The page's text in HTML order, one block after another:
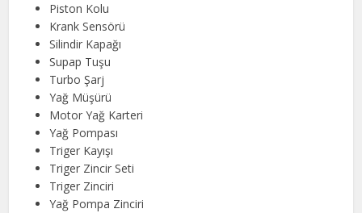
Piston Kolu
Krank Sensörü
Silindir Kapağı
Supap Tuşu
Turbo Şarj
Yağ Müşürü
Motor Yağ Karteri
Yağ Pompası
Triger Kayışı
Triger Zincir Seti
Triger Zinciri
Yağ Pompa Zinciri